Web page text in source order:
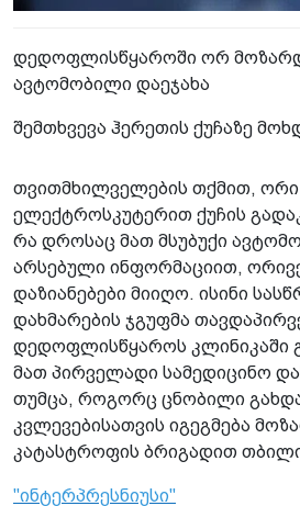
დედოფლისწყაროში ორ
ავტომობილი დაეჯახა
შემთხვევა ჰერეთის ქუჩაზე
თვითმხილველების თქმით,
ელექტროსკუტერით ქუჩის
რა დროსაც მათ მსუბუქი
არსებული ინფორმაციით,
დაზიანებები მიიღო. ისინი
დახმარების ჯგუფმა
დედოფლისწყაროს კლინიკაში
მათ პირველადი სამედიცინო
თუმცა, როგორც ცნობილი
კვლევებისათვის იგეგმება
კატასტროფის ბრიგადით
"ინტერპრესნიუსი"